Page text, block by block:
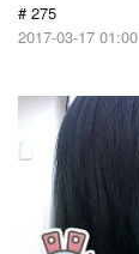
# 275
2017-03-17 01:00